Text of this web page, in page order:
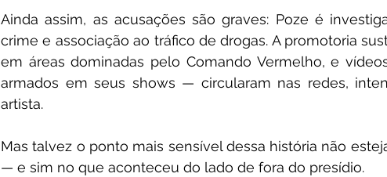
Ainda assim, as acusações são graves: Poze é
crime e associação ao tráfico de drogas. A promotoria
em áreas dominadas pelo Comando Vermelho, e
armados em seus shows — circularam nas redes,
artista.
Mas talvez o ponto mais sensível dessa história não
— e sim no que aconteceu do lado de fora do presídio.